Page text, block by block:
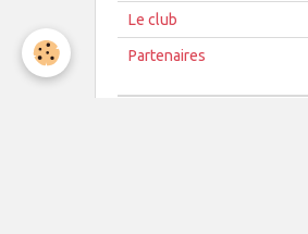
Le club
Partenaires